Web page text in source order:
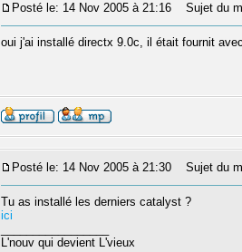
Posté le: 14 Nov 2005 à 21:16 Sujet du
oui j'ai installé directx 9.0c, il était fournit
Posté le: 14 Nov 2005 à 21:30 Sujet du
Tu as installé les derniers catalyst ?
ici
L'nouv qui devient L'vieux